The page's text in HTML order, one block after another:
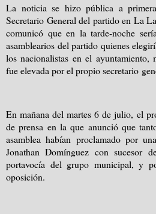
La noticia se hizo pública a
Secretario General del partido en La
comunicó que en la tarde-noche
asamblearios del partido quienes
los nacionalistas en el ayuntamiento,
fue elevada por el propio secretario
En mañana del martes 6 de julio, el
de prensa en la que anunció que
asamblea habían proclamado por
Jonathan Domínguez con sucesor
portavocía del grupo municipal, y
oposición.